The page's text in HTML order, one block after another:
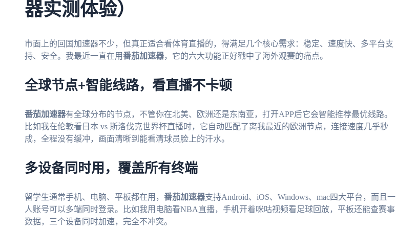
器实测体验）
市面上的回国加速器不少，但真正适合看体育直播的，得满足几个核心需求：稳定、速度快、多平台支
持、安全。我最近一直在用番茄加速器，它的六大功能正好戳中了海外观赛的痛点。
全球节点+智能线路，看直播不卡顿
番茄加速器有全球分布的节点，不管你在北美、欧洲还是东南亚，打开APP后它会智能推荐最优线路。
比如我在伦敦看日本 vs 斯洛伐克世界杯直播时，它自动匹配了离我最近的欧洲节点，连接速度几乎秒
成，全程没有缓冲，画面清晰到能看清球员脸上的汗水。
多设备同时用，覆盖所有终端
留学生通常手机、电脑、平板都在用， 番茄加速器支持Android、iOS、Windows、mac四大平台，而且一
人账号可以多端同时登录。比如我用电脑看NBA直播，手机开着咪咕视频看足球回放，平板还能查赛事
数据，三个设备同时加速，完全不冲突。